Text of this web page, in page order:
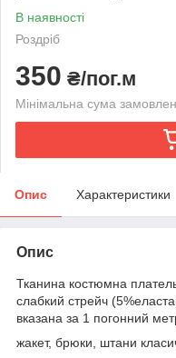
В наявності
Роздріб
350 ₴/пог.м
Мінімальна сума
Опис Характеристики
Опис
Тканина костюмна
слабкий стрейч
вказана за 1 погонний
жакет, брюки, штани